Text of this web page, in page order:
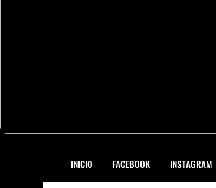
INICIO FACEBOOK INSTAGRAM